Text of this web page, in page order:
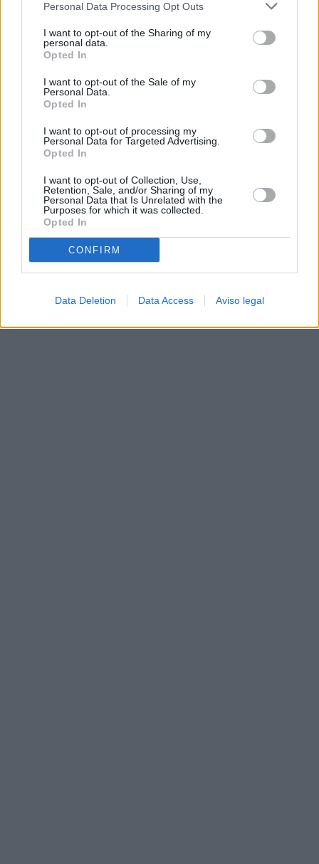
negar su consentimiento. Tenga en cuenta que algún
de su consentimiento, pero usted tiene el derecho de
rechazar tal procesamiento. Sus preferencias se aplicarán
cualquier momento entrando de nuevo en este sitio web o
visitando nuestra política de privacidad.
Personal Data Processing Opt Outs
I want to opt-out of the Sharing of my
personal data.
Opted In
I want to opt-out of the Sale of my
Personal Data.
Opted In
I want to opt-out of processing my
Personal Data for Targeted Advertising.
Opted In
I want to opt-out of Collection, Use,
Retention, Sale, and/or Sharing of my
Personal Data that Is Unrelated with the
Purposes for which it was collected.
Opted In
CONFIRM
Data Deletion Data Access Aviso legal